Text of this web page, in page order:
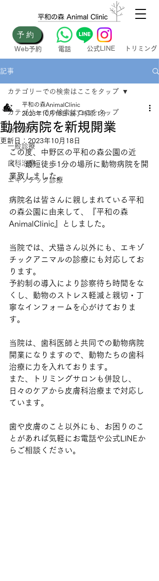
​公式LINE トリミング
予約
Web​予約​ 電話
記事
カテゴリーでの検索はここをタップ
病院紹介
一般診療
歯科治療
エキゾチック診療
カテゴリーでの検索はここをタップ
動物病院を新規開業
平和の森AnimalClinic
2023年10月16日 読了時間: 1分
更新日： 2023年10月18日
この度、中野区の平和の森公園の近
く、最短徒歩1分の場所に動物病院を開
業致しました。
病院名は皆さんに親しまれている平和
の森公園に由来して、『平和の森
AnimalClinic』としました。
当院では、犬猫さん以外にも、エキゾ
チックアニマルの診療にも対応してお
ります。
予約制の導入により診察待ち時間をな
くし、動物のストレス軽減と親切・丁
寧なインフォームを心がけておりま
す。
当院は、歯科医師と共同での動物病院
開業になりますので、動物たちの歯科
治療に力を入れております。
また、トリミングサロンも併設し、
日々のケアから皮膚科治療まで対応し
ています。
歯や皮膚のこと以外にも、お困りのこ
とがあれば気軽にお電話や公式LINEか
らご相談ください。